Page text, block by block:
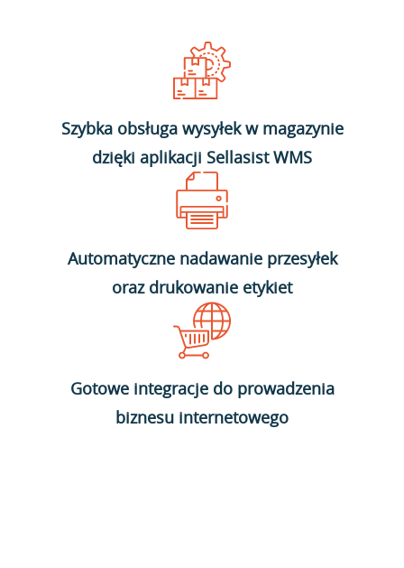
Szybka obsługa wysyłek w magazynie
dzięki aplikacji Sellasist WMS
Automatyczne nadawanie przesyłek
oraz drukowanie etykiet
Gotowe integracje do prowadzenia
biznesu internetowego